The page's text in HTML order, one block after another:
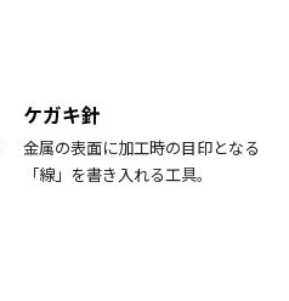
ケガキ針
金属の表面に加工時の目印となる
「線」を書き入れる工具。